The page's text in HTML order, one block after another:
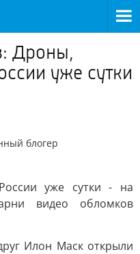
Дроны,
уже сутки
блогер
уже сутки - на
видео обломков
Илон Маск открыли